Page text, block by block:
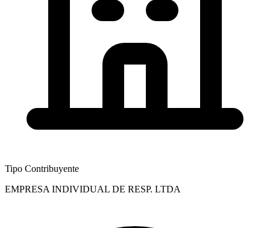
Tipo Contribuyente
EMPRESA INDIVIDUAL DE RESP. LTDA